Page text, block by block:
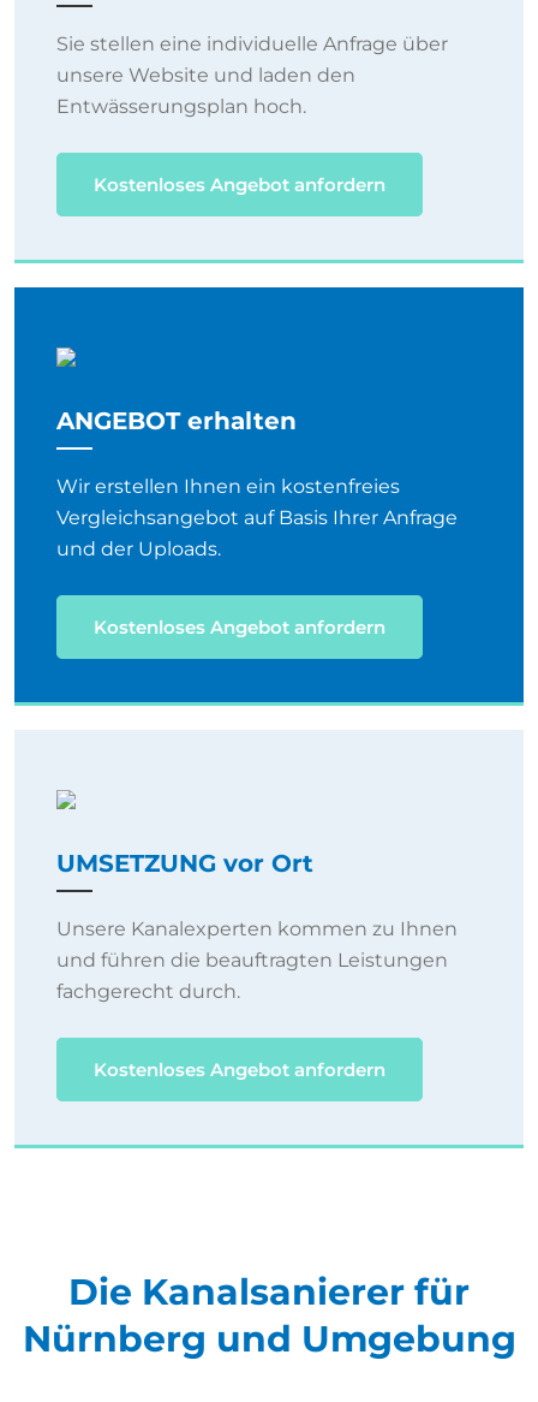
Sie stellen eine individuelle Anfrage über
unsere Website und laden den
Entwässerungsplan hoch.
Kostenloses Angebot anfordern
ANGEBOT erhalten
Wir erstellen Ihnen ein kostenfreies
Vergleichsangebot auf Basis Ihrer Anfrage
und der Uploads.
Kostenloses Angebot anfordern
UMSETZUNG vor Ort
Unsere Kanalexperten kommen zu Ihnen
und führen die beauftragten Leistungen
fachgerecht durch.
Kostenloses Angebot anfordern
Die Kanalsanierer für
Nürnberg und Umgebung